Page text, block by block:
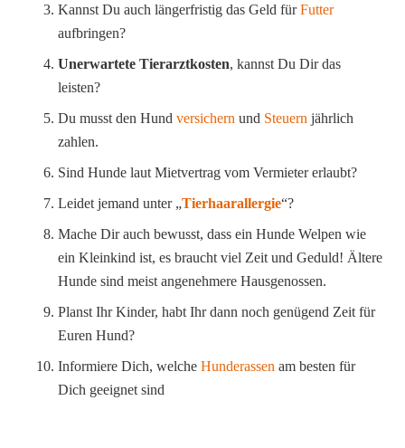
Kannst Du auch längerfristig das Geld fürFutter
aufbringen?
Unerwartete Tierarztkosten, kannst Du Dir das
leisten?
Du musst den Hund versichern und Steuern jährlich
zahlen.
Sind Hunde laut Mietvertrag vom Vermieter erlaubt?
Leidet jemand unter „Tierhaarallergie“?
Mache Dir auch bewusst, dass ein Hunde Welpen wie
ein Kleinkind ist, es braucht viel Zeit und Geduld! Ältere
Hunde sind meist angenehmere Hausgenossen.
Planst Ihr Kinder, habt Ihr dann noch genügend Zeit für
Euren Hund?
Informiere Dich, welche Hunderassen am besten für
Dich geeignet sind